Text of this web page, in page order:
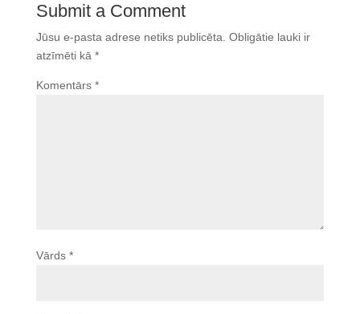
Submit a Comment
Jūsu e-pasta adrese netiks publicēta. Obligātie lauki ir
atzīmēti kā *
Komentārs *
Vārds *